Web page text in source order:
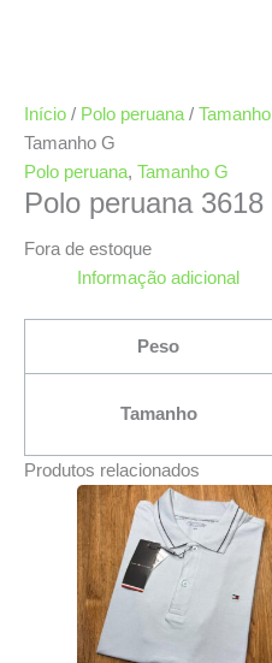
Início / Polo peruana /
Tamanho G
Polo peruana, Tamanho G
Polo peruana 3618
Fora de estoque
Informação adicional
Peso
Tamanho
Produtos relacionados